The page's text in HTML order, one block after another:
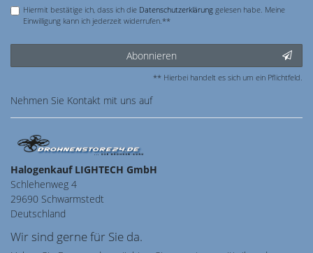
Hiermit bestätige ich, dass ich die Daten­schutz­erklärunggelesen habe. Meine
Einwilligung kann ich jederzeit widerrufen.**
Abonnieren
** Hierbei handelt es sich um ein Pflichtfeld.
Nehmen Sie Kontakt mit uns auf
Halogenkauf LIGHTECH GmbH
Schlehenweg 4
29690 Schwarmstedt
Deutschland
Wir sind gerne für Sie da.